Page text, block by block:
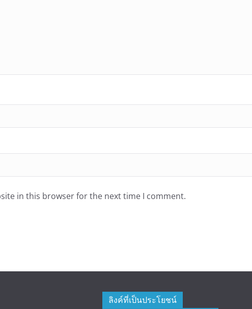
in this browser for the next time I comment.
ลิงค์ที่เป็นประโยชน์